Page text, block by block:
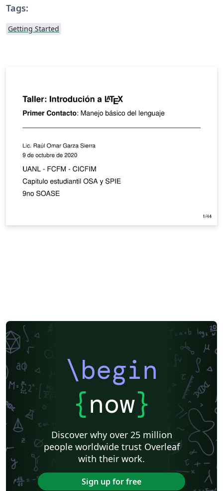
Tags:
Getting Started
\begin
{now}
Discover why over 25 million
people worldwide trust Overleaf
with their work.
Sign up for free